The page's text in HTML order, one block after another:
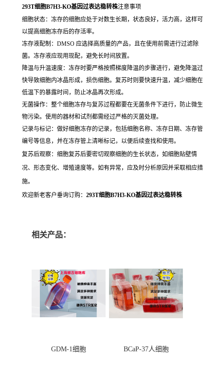
293T细胞B7H3-KO基因过表达稳转株注意事项
细胞状态：冻存的细胞应处于对数生长期，状态良好，活力高，这样可
以提高细胞冻存后的存活率。
冻存液配制：DMSO 应选择高质量的产品，且在使用前需进行过滤除
菌。冻存液应现用现配，避免长时间放置。
降温与升温速度：冻存时要严格按照梯度降温的步骤进行，避免降温过
快导致细胞内冰晶形成，损伤细胞。复苏时则要快速升温，减少细胞在
低温下的暴露时间，防止冰晶再次形成。
无菌操作：整个细胞冻存与复苏过程都要在无菌条件下进行，防止微生
物污染。使用的器材和试剂都需经过严格的灭菌处理。
记录与标记：做好细胞冻存的记录，包括细胞名称、冻存日期、冻存管
编号等信息，并在冻存管上清晰标记，以便后续查找和使用。
复苏后观察：细胞复苏后要密切观察细胞的生长状态，如细胞贴壁情
况、形态变化、增殖速度等。如有异常，应及时分析原因并采取相应措
施。
欢迎新老客户垂询订购： 293T细胞B7H3-KO基因过表达稳转株
相关产品：
GDM-1细胞 BCaP-37人细胞